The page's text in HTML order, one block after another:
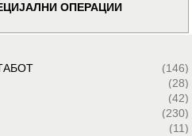
ОПЕРАЦИИ
(146)
(28)
(42)
(230)
(11)